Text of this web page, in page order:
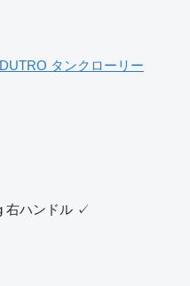
タンクローリー
右ハンドル ✓